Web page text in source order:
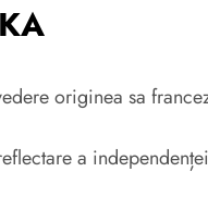
originea sa
a